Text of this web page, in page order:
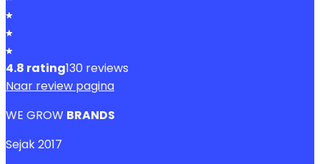
4.8 rating130 reviews
Naar review pagina
WE GROW BRANDS
Sejak2017